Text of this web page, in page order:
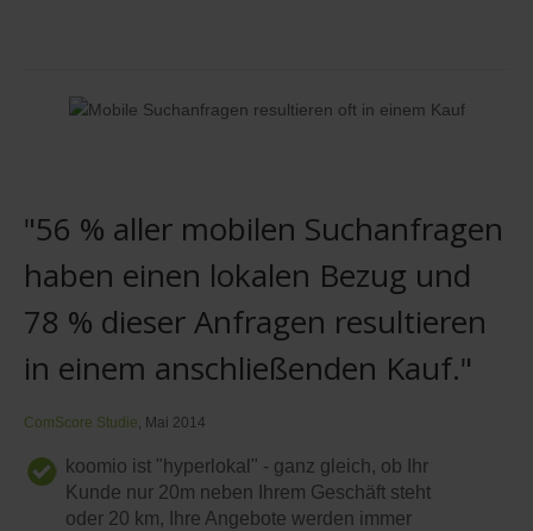
"56 % aller mobilen Suchanfragen
haben einen lokalen Bezug und
78 % dieser Anfragen resultieren
in einem anschließenden Kauf."
ComScore Studie, Mai 2014
koomio ist "hyperlokal" - ganz gleich, ob Ihr
Kunde nur 20m neben Ihrem Geschäft steht
oder 20 km, Ihre Angebote werden immer